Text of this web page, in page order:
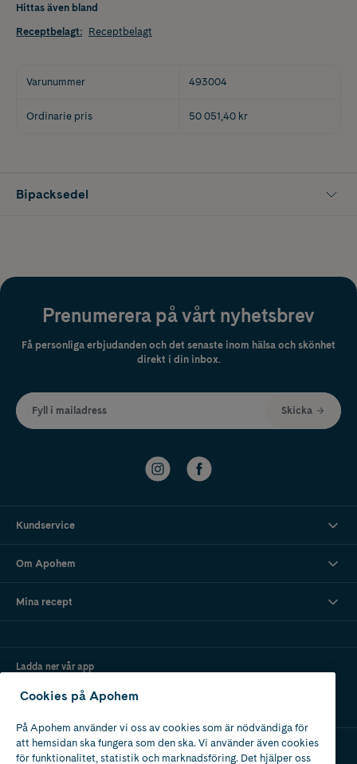
Hittas även bland
Receptbelagt: Receptbelagt
Varunummer 493004
Ordinarie pris 50 051,40 kr
Bipacksedel
Prenumerera på vårt nyhetsbrev
Få personliga erbjudanden och det senaste inom hälsa och skönhet
direkt i din inbox.
Fyll i mailadress Skicka
Kundservice
Om Apohem
Mina recept
Ladda ner vår app
Cookies på Apohem
På Apohem använder vi oss av cookies som är nödvändiga för
att hemsidan ska fungera som den ska. Vi använder även cookies
för funktionalitet, statistik och marknadsföring. Det hjälper oss